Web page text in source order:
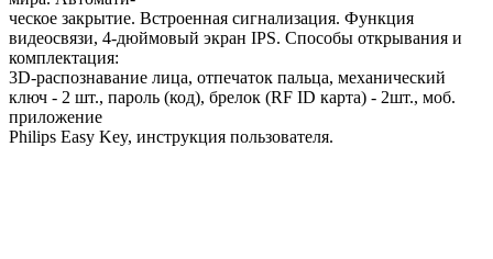
ческое закрытие. Встроенная сигнализация. Функция
видеосвязи, 4-дюймовый экран IPS. Способы открывания и
комплектация:
3D-распознавание лица, отпечаток пальца, механический
ключ - 2 шт., пароль (код), брелок (RF ID карта) - 2шт., моб.
приложение
Philips Easy Key, инструкция пользователя.